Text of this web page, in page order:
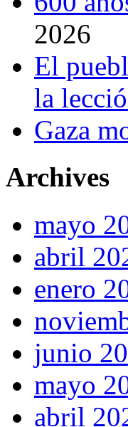
2026
El
la
Gaza
Archives
mayo
abril
enero
junio
mayo
abril